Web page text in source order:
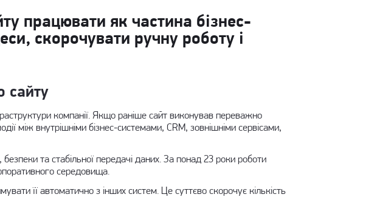
працювати як частина бізнес-
скорочувати ручну роботу і
сайту
компанії. Якщо раніше сайт виконував переважно
між внутрішніми бізнес-системами, CRM, зовнішніми сервісами,
та стабільної передачі даних. За понад 23 роки роботи
середовища.
її автоматично з інших систем. Це суттєво скорочує кількість